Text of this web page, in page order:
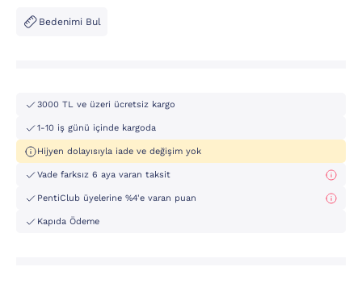
Bedenimi Bul
3000 TL ve üzeri ücretsiz kargo
1-10 iş günü içinde kargoda
Hijyen dolayısıyla iade ve değişim yok
Vade farksız 6 aya varan taksit
PentiClub üyelerine %4'e varan puan
Kapıda Ödeme